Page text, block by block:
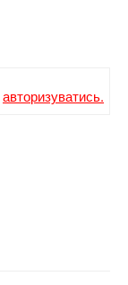
авторизуватись.